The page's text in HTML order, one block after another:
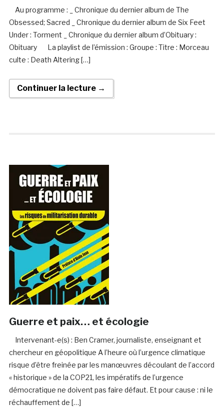
Au programme : _ Chronique du dernier album de The
Obsessed; Sacred _ Chronique du dernier album de Six Feet
Under : Torment _ Chronique du dernier album d’Obituary :
Obituary La playlist de l’émission : Groupe : Titre : Morceau
culte : Death Altering […]
Continuer la lecture →
Guerre et paix… et écologie
Intervenant-e(s) : Ben Cramer, journaliste, enseignant et
chercheur en géopolitique A l’heure où l’urgence climatique
risque d’être freinée par les manœuvres découlant de l’accord
« historique » de la COP21, les impératifs de l’urgence
démocratique ne doivent pas faire défaut. Et pour cause : ni le
réchauffement de […]